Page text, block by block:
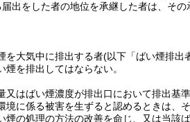
出をした者の地位を承継した者は、そ
を大気中に排出する者(以下「ばい煙排出
を排出してはならない。
又はばい煙濃度が排出口において排出基
に係る被害を生ずると認めるときは、
の処理の方法の改善を命じ、又は当該